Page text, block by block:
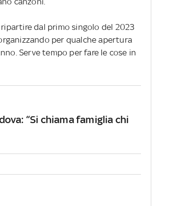
dal primo singolo del 2023
per qualche apertura
Serve tempo per fare le cose in
“Si chiama famiglia chi